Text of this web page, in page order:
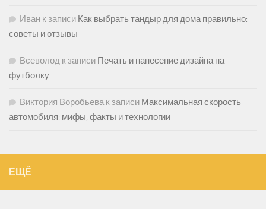
Иван к записи Как выбрать тандыр для дома правильно:
советы и отзывы
Всеволод к записи Печать и нанесение дизайна на
футболку
Виктория Воробьевак записи Максимальная скорость
автомобиля: мифы, факты и технологии
ЕЩЁ